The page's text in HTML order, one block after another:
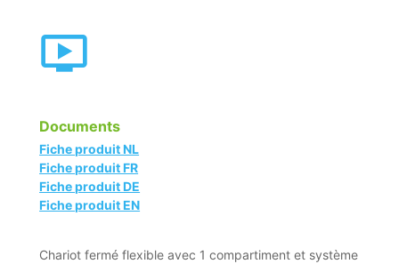
Documents
Fiche produit NL
Fiche produit FR
Fiche produit DE
Fiche produit EN
Chariot fermé flexible avec 1 compartiment et système